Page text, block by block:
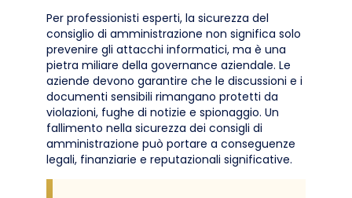
Per professionisti esperti, la sicurezza del
consiglio di amministrazione non significa solo
prevenire gli attacchi informatici, ma è una
pietra miliare della governance aziendale. Le
aziende devono garantire che le discussioni e i
documenti sensibili rimangano protetti da
violazioni, fughe di notizie e spionaggio. Un
fallimento nella sicurezza dei consigli di
amministrazione può portare a conseguenze
legali, finanziarie e reputazionali significative.